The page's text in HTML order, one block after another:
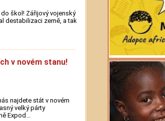
škol! Zářijový vojenský
destabilizaci země, a tak
v novém stanu!
najdete stát v novém
velký párty
Expod...